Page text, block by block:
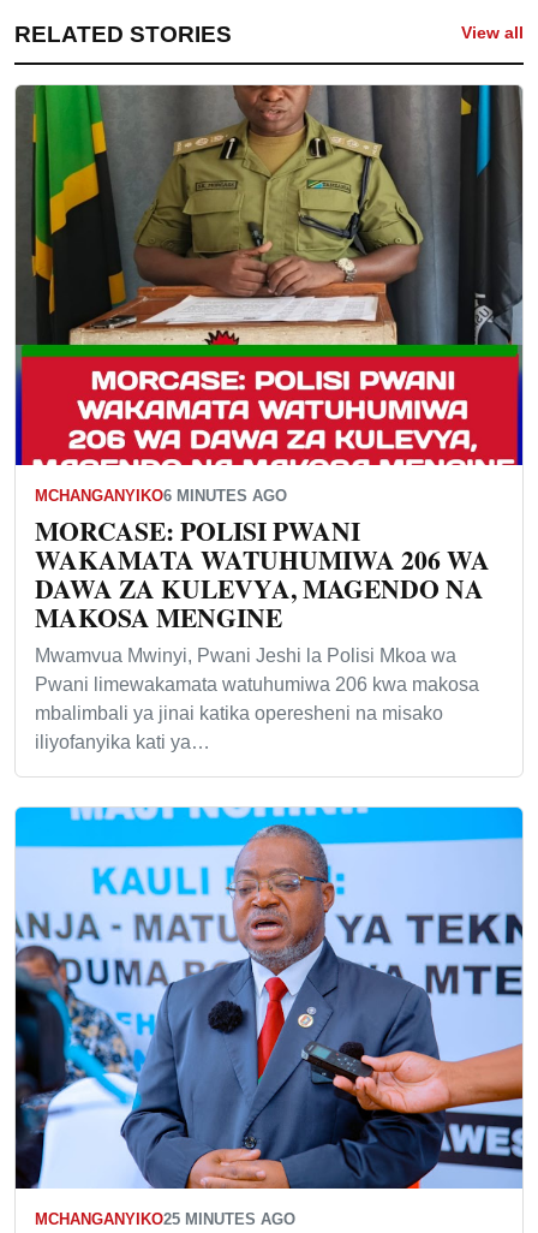
RELATED STORIES View all
MCHANGANYIKO6 MINUTES AGO
MORCASE: POLISI PWANI
WAKAMATA WATUHUMIWA 206 WA
DAWA ZA KULEVYA, MAGENDO NA
MAKOSA MENGINE
Mwamvua Mwinyi, Pwani Jeshi la Polisi Mkoa wa
Pwani limewakamata watuhumiwa 206 kwa makosa
mbalimbali ya jinai katika operesheni na misako
iliyofanyika kati ya…
MCHANGANYIKO25 MINUTES AGO